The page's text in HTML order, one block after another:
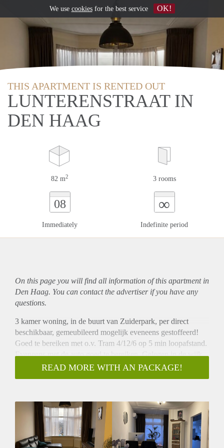
THIS APARTMENT IS RENTED OUT
LUNTERENSTRAAT IN
DEN HAAG
82 m2 3 rooms
08
Immediately
∞
Indefinite period
On this page you will find all information of this apartmentin
Den Haag. You can contact the advertiser if you have any
questions.
3 kamer woning, in de buurt van Zuiderpark, per direct
beschikbaar, gemeubileerd mogelijk eveneens gestoffeerd!
Goed te bereiken met o.v. Tram 4/12/6 op 5 min loopafstand.
Eveneens met de auto goed te bereiken. Gelegen in de wijk
Oostbroek
Aan de Lunterenstraat 13, treft u een topetage, voorzien van
13 meter lang.
Keuken is voorzien van inbouw koelkast, vriezer, magnetron,
oven, 4 gaspit fornuis en afzuigkap.
De badkamer is ruim, inloopdouche, met wasbak meubel en
READ MORE WITH AN PACKAGE!
We use cookiesfor the best service OK!